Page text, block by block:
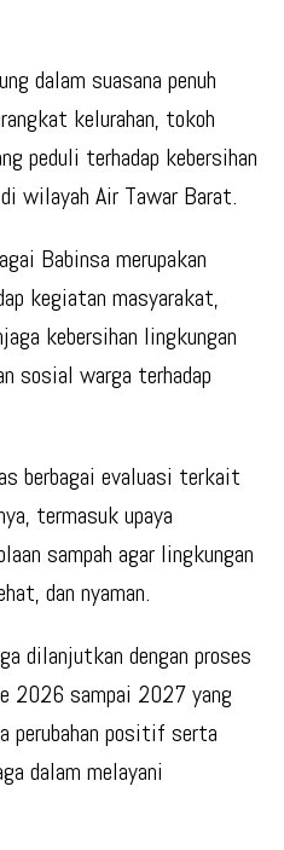
dalam suasana penuh
kelurahan, tokoh
peduli terhadap kebersihan
wilayah Air Tawar Barat.
Babinsa merupakan
kegiatan masyarakat,
kebersihan lingkungan
sosial warga terhadap
berbagai evaluasi terkait
termasuk upaya
sampah agar lingkungan
dan nyaman.
dilanjutkan dengan proses
2026 sampai 2027 yang
perubahan positif serta
dalam melayani